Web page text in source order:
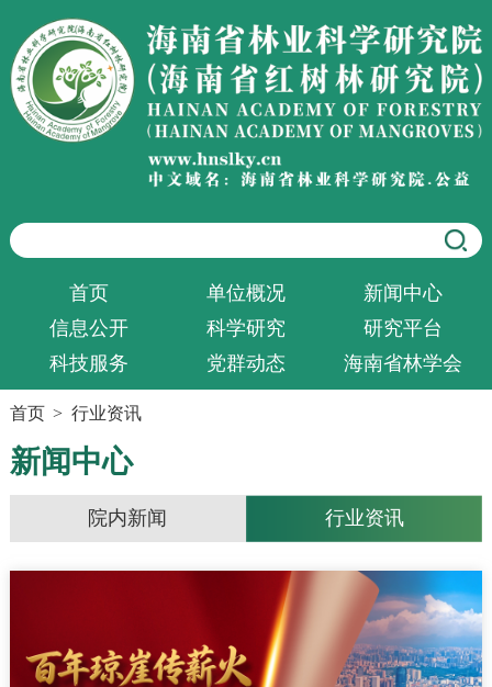
首页 单位概况
新闻中心
信息公开
科学研究
研究平台
科技服务
党群动态 海南省林学会
首页 > 行业资讯
新闻中心
院内新闻 行业资讯